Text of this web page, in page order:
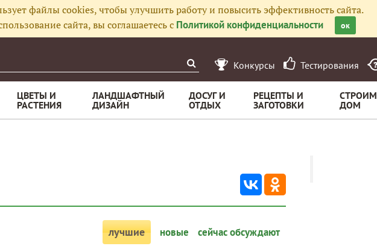
файлы cookies, чтобы улучшить работу и повысить эффективность сайта.
сайта, вы соглашаетесь с Политикой конфиденциальности ок
Конкурсы Тестирования
ЦВЕТЫ И
РАСТЕНИЯ
ЛАНДШАФТНЫЙ
ДИЗАЙН
ДОСУГ И
ОТДЫХ
РЕЦЕПТЫ И
ЗАГОТОВКИ
СТРОИМ
ДОМ
лучшие новые сейчас обсуждают